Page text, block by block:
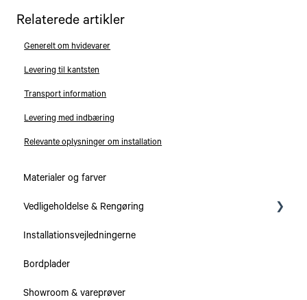
Relaterede artikler
Generelt om hvidevarer
Levering til kantsten
Transport information
Levering med indbæring
Relevante oplysninger om installation
Materialer og farver
Vedligeholdelse & Rengøring
Serier
Bordplader
Skabe & Skuffer
Installationsvejledningerne
Bordplader
Showroom & vareprøver